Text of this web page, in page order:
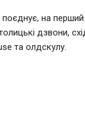
на
дзвони,
та олдскулу.